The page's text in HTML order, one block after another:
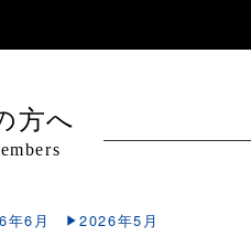
方へ
年6月
2026年5月